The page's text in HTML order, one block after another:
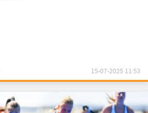
15-07-2025 11:53